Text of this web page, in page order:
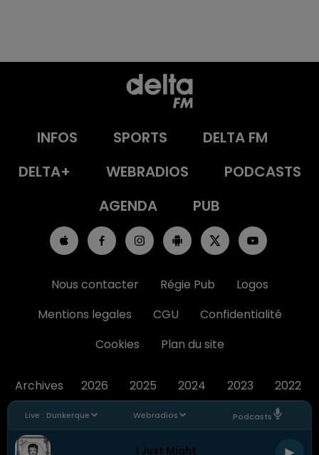
Live : Dunkerque Webradios Podcasts
I Just Might
INFOS SPORTS
DELTA FM
DELTA+
WEBRADIOS
PODCASTS
AGENDA
PUB
Nous contacter Régie Pub
Logos
Mentions legales
CGU
Confidentialité
Cookies
Plan du site
Archives 2026 2025 2024 2023 2022